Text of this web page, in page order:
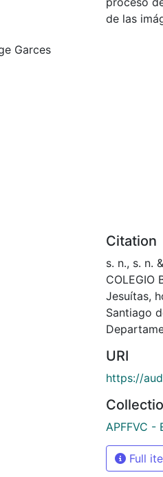
Garces
de las
Citation
s. n., s. n.
COLEGIO
Jesuítas,
Santiago
URI
https://
APFFVC -
Full